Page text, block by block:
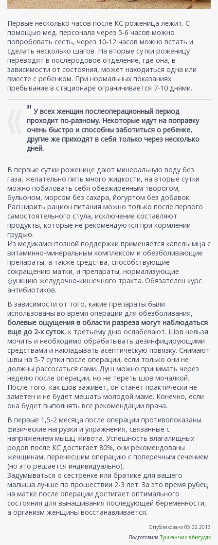
Первые несколько часов после КС роженица лежит. С
помощью мед. персонала через 5-6 часов можно
попробовать сесть, через 10-12 часов можно встать и
сделать несколько шагов. На вторые сутки роженицу
переводят в послеродовое отделение, где она, в
зависимости от состояния, может находиться одна или
вместе с ребенком. При нормальных показаниях
пребывание в стационаре ограничивается 7-10 днями.
" У всех женщин послеоперационный период
проходит по-разному. Некоторые идут на поправку
очень быстро и способны заботиться о ребенке,
другие же приходят в себя только через несколько
дней.
В первые сутки роженице дают минеральную воду без
газа, желательно пить много жидкости, на вторые сутки
можно побаловать себя обезжиренным творогом,
бульоном, морсом без сахара, йогуртом без добавок.
Расширить рацион питания можно только после первого
самостоятельного стула, исключение составляют
продукты, которые не рекомендуются при кормлении
грудью.
Из медикаментозной поддержки применяется капельница с
витаминно-минеральным комплексом и обезболивающие
препараты, а также средства, способствующие
сокращению матки, и препараты, нормализующие
функцию желудочно-кишечного тракта. Обязателен курс
антибиотиков.
В зависимости от того, какие препараты были
использованы во время операции для обезболивания,
болевые ощущения в области разреза могут наблюдаться
еще до 2-х суток, к третьему дню ослабевают. Шов нельзя
мочить и необходимо обрабатывать дезинфицирующими
средствами и накладывать асептическую повязку. Снимают
швы на 5-7 сутки после операции, если только они не
должны рассосаться сами. Душ можно принимать через
неделю после операции, но не тереть шов мочалкой.
После того, как шов заживет, он станет практически не
заметен и не будет мешать молодой маме. Конечно, если
она будет выполнять все рекомендации врача.
В первые 1,5-2 месяца после операции противопоказаны
физические нагрузки и упражнения, связанные с
напряжением мышц живота. Успешность влагалищных
родов после КС достигает 80%, они рекомендованы
женщинам, перенесшим операцию с поперечным сечением
(но это решается индивидуально).
Задумываться о сестренке или братике для вашего
малыша лучше по прошествии 2-3 лет. За это время рубец
на матке после операции достигает оптимального
состояния для вынашивания последующей беременности,
а организм женщины восстанавливается.
Опубликовано 05.02.2013
ПодготовилаТушканчик в бигудях